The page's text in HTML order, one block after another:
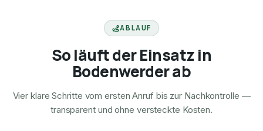
ABLAUF
So läuft der Einsatz in
Bodenwerder ab
Vier klare Schritte vom ersten Anruf bis zur Nachkontrolle —
transparent und ohne versteckte Kosten.